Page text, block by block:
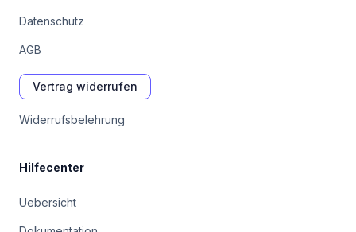
Datenschutz
AGB
Vertrag widerrufen
Widerrufsbelehrung
Hilfecenter
Uebersicht